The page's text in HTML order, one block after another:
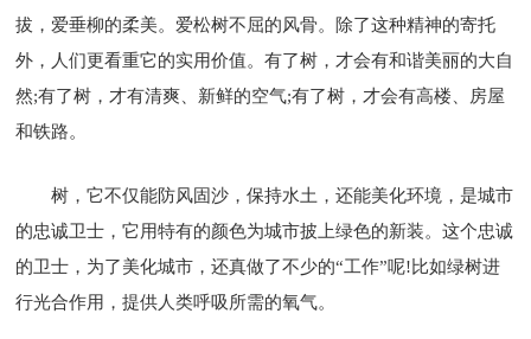
拔，爱垂柳的柔美。爱松树不屈的风骨。除了这种精神的寄托
外，人们更看重它的实用价值。有了树，才会有和谐美丽的大自
然;有了树，才有清爽、新鲜的空气;有了树，才会有高楼、房屋
和铁路。
树，它不仅能防风固沙，保持水土，还能美化环境，是城市
的忠诚卫士，它用特有的颜色为城市披上绿色的新装。这个忠诚
的卫士，为了美化城市，还真做了不少的“工作”呢!比如绿树进
行光合作用，提供人类呼吸所需的氧气。